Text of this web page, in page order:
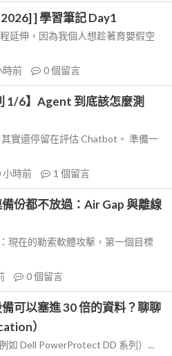
] 學習筆記 Day1
延伸，因為我個人想趁著育嬰假空
時前 0個留言
1/6】Agent 到底該怎麼測
實還停留在評估 Chatbot。 準備一
小時前 1 個留言
份都不放過：Air Gap 與離線
現在的勒索軟體攻擊，第一個目標
0個留言
可以塞進 30 倍的資料？聊聊
）
如 Dell PowerProtect DD 系列）...